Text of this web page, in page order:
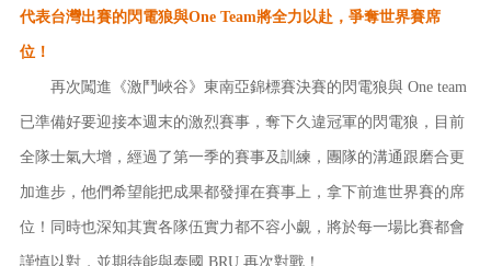
代表台灣出賽的閃電狼與One Team將全力以赴，爭奪世界賽席
位！
再次闖進《激鬥峽谷》東南亞錦標賽決賽的閃電狼與 One team
已準備好要迎接本週末的激烈賽事，奪下久違冠軍的閃電狼，目前
全隊士氣大增，經過了第一季的賽事及訓練，團隊的溝通跟磨合更
加進步，他們希望能把成果都發揮在賽事上，拿下前進世界賽的席
位！同時也深知其實各隊伍實力都不容小覷，將於每一場比賽都會
謹慎以對，並期待能與泰國 BRU 再次對戰！